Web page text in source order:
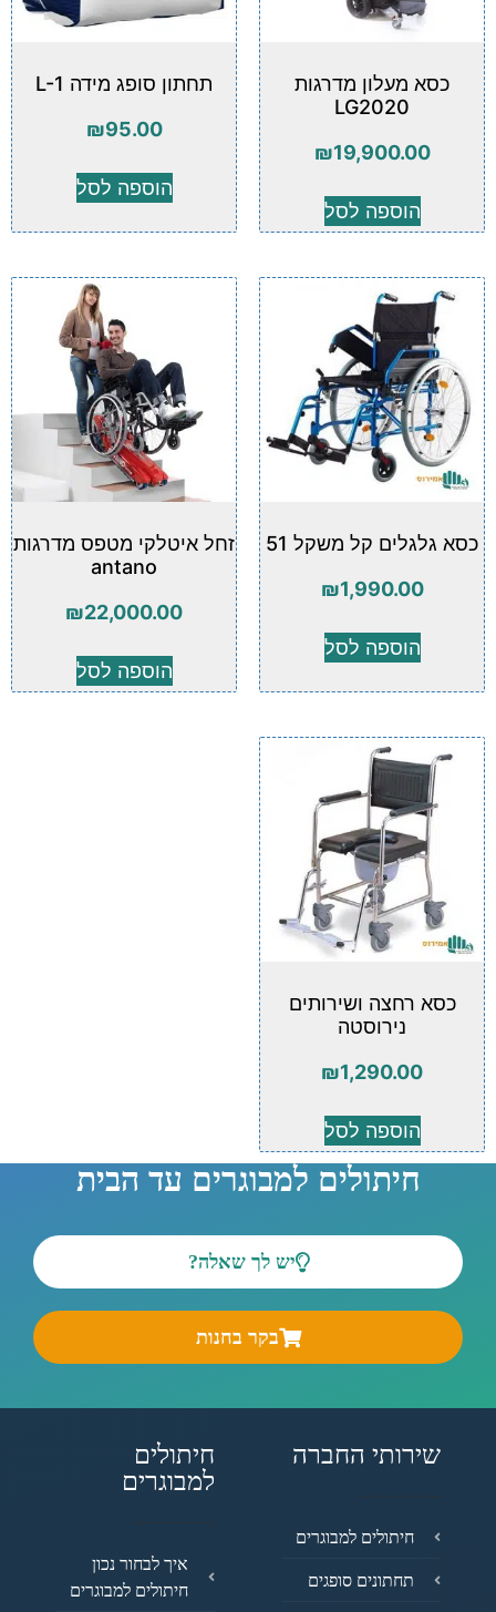
כסא מעלון מדרגות
LG2020
₪19,900.00
הוספה לסל
תחתון סופג מידה L-1
₪95.00
הוספה לסל
כסא גלגלים קל משקל 51
₪1,990.00
הוספה לסל
זחל איטלקי מטפס מדרגות
antano
₪22,000.00
הוספה לסל
כסא רחצה ושירותים
נירוסטה
₪1,290.00
הוספה לסל
חיתולים למבוגרים עד הבית
יש לך שאלה?
בקר בחנות
שירותי החברה
חיתולים למבוגרים
תחתונים סופגים
חיתולים
למבוגרים
איך לבחור נכון
חיתולים למבוגרים